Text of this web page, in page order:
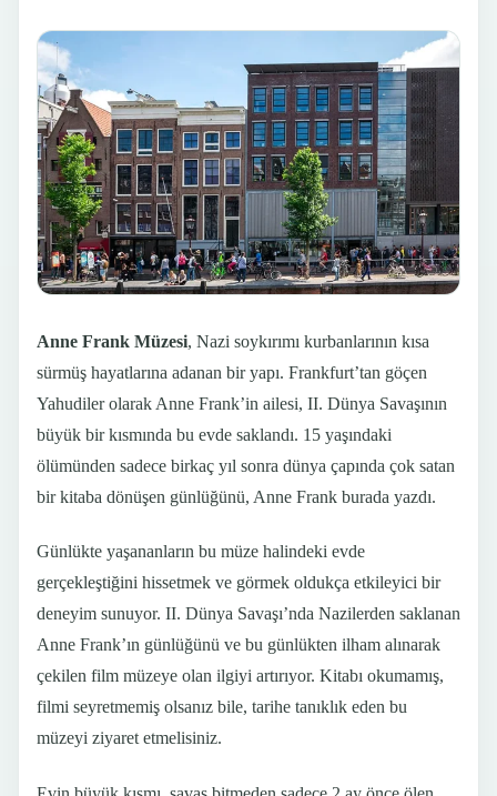
Anne Frank Müzesi, Nazi soykırımı kurbanlarının kısa
sürmüş hayatlarına adanan bir yapı. Frankfurt’tan göçen
Yahudiler olarak Anne Frank’in ailesi, II. Dünya Savaşının
büyük bir kısmında bu evde saklandı. 15 yaşındaki
ölümünden sadece birkaç yıl sonra dünya çapında çok satan
bir kitaba dönüşen günlüğünü, Anne Frank burada yazdı.
Günlükte yaşananların bu müze halindeki evde
gerçekleştiğini hissetmek ve görmek oldukça etkileyici bir
deneyim sunuyor. II. Dünya Savaşı’nda Nazilerden saklanan
Anne Frank’ın günlüğünü ve bu günlükten ilham alınarak
çekilen film müzeye olan ilgiyi artırıyor. Kitabı okumamış,
filmi seyretmemiş olsanız bile, tarihe tanıklık eden bu
müzeyi ziyaret etmelisiniz.